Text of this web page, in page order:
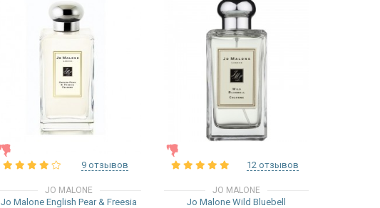
9 отзывов
JO MALONE
Jo Malone English Pear & Freesia
12 отзывов
JO MALONE
Jo Malone Wild Bluebell